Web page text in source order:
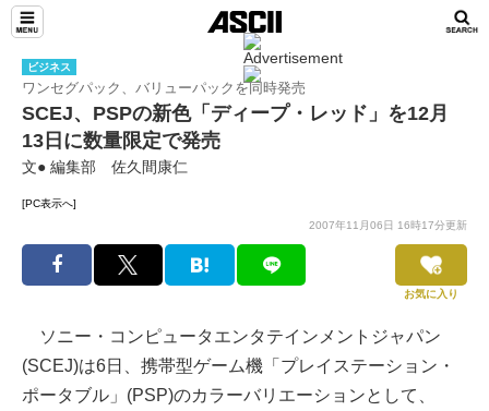
ビジネス
ワンセグパック、バリューパックを同時発売
SCEJ、PSPの新色「ディープ・レッド」を12月
13日に数量限定で発売
文● 編集部 佐久間康仁
[PC表示へ]
2007年11月06日 16時17分更新
お気に入り
ソニー・コンピュータエンタテインメントジャパン
(SCEJ)は6日、携帯型ゲーム機「プレイステーション・
ポータブル」(PSP)のカラーバリエーションとして、